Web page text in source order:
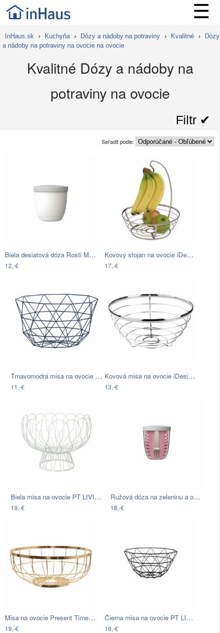
☰
InHaus.sk › Kuchyňa › Dózy a nádoby na potraviny › Kvalitné ›
Dózy
a nádoby na potraviny na ovocie na ovocie
Kvalitné Dózy a nádoby na
potraviny na ovocie
Filtr ✔︎
Seřadit podle:
Biela desiatová dóza Rosti Mepal…
12,-€
Kovový stojan na ovocie iDesign Axis…
17,-€
Tmavomodrá misa na ovocie Vox Geo
11,-€
Kovová misa na ovocie iDesign Axis, 7 l
13,-€
Biela misa na ovocie PT LIVING Wired
19,-€
Ružová dóza na zeleninu a ovocie s…
18,-€
Misa na ovocie Present Time Open Grid…
19,-€
Čierna misa na ovocie PT LIVING Diamond…
19,-€